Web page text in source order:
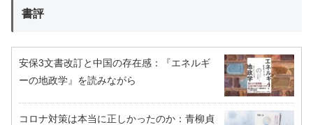
書評
安保3文書改訂と中国の存在感：『エネルギ
ーの地政学』を読みながら
コロナ対策は本当に正しかったのか：青柳貞